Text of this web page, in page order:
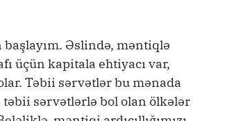
başlayım. Əslində, məntiqlə
üçün kapitala ehtiyacı var,
Təbii sərvətlər bu mənada
sərvətlərlə bol olan ölkələr